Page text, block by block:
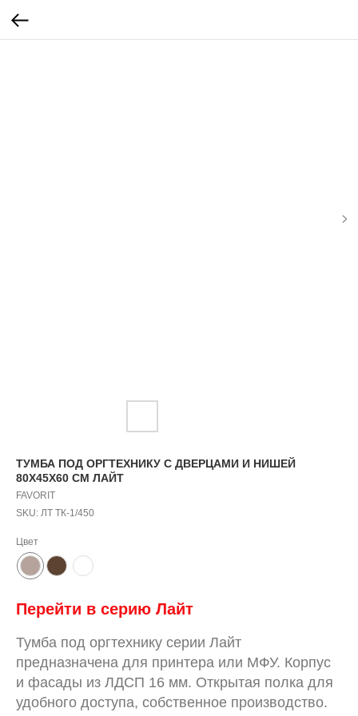
ТУМБА ПОД ОРГТЕХНИКУ С ДВЕРЦАМИ И НИШЕЙ
80Х45Х60 СМ ЛАЙТ
FAVORIT
SKU: ЛТ ТК-1/450
Цвет
Перейти в серию Лайт
Тумба под оргтехнику серии Лайт
предназначена для принтера или МФУ. Корпус
и фасады из ЛДСП 16 мм. Открытая полка для
удобного доступа, собственное производство.